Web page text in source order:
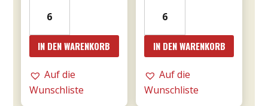
Valpolicella
Ripasso
0,75l
DOC
-
IN DEN WARENKORB
Auf die
Wunschliste
Le
Fornaci
Rosé
0,75l
IN DEN WARENKORB
Auf die
Wunschliste